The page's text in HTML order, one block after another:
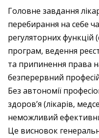
Головне завдання
перебирання на себе
регуляторних функцій
програм, ведення
та припинення права
безперервний
Без автономії
здоров’я (лікарів,
неможливий
Це висновок